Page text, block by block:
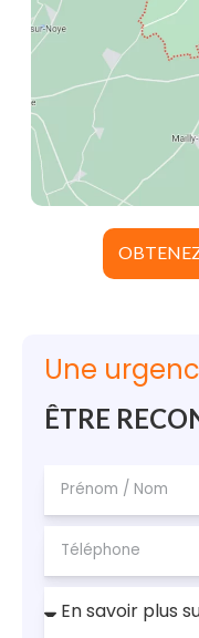
Une
ÊTRE